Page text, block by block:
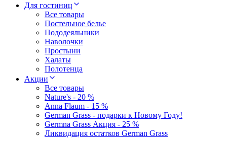
Для гостиниц
Все товары
Постельное белье
Пододеяльники
Наволочки
Простыни
Халаты
Полотенца
Акции
Все товары
Nature's - 20 %
Anna Flaum - 15 %
German Grass - подарки к Новому Году!
Germna Grass Акция - 25 %
Ликвидация остатков German Grass